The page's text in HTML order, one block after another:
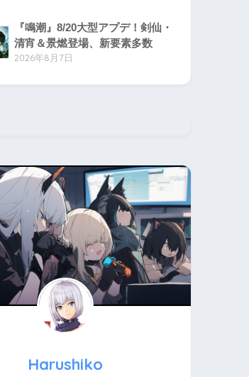
『鳴潮』8/20大型アプデ！剣仙・
清宵＆景燃登場、新要素多数
2026年8月7日
Harushiko